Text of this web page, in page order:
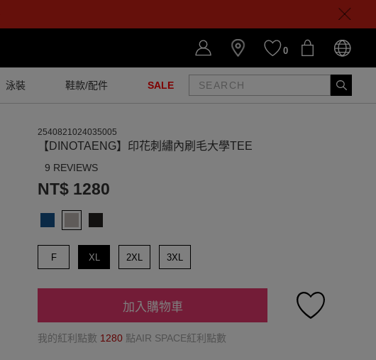
0
泳裝 鞋款/配件 SALE
2540821024035005
【DINOTAENG】印花刺繡內刷毛大學TEE
9 REVIEWS
NT$ 1280
F XL 2XL 3XL
加入購物車
我的紅利點數 1280 點AIR SPACE紅利點數